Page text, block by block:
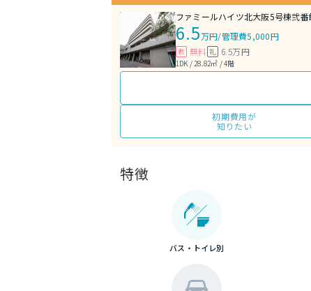
ファミールハイツ北大阪5号棟弐番
6.5万円/管理費5,000円
敷 無料 礼 6.5万円
1DK / 28.82㎡ / 4階
初期費用が
知りたい
特徴
バス・トイレ別